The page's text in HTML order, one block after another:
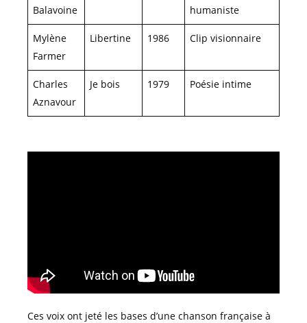
Balavoine humaniste
Mylène
Farmer
Libertine 1986 Clip visionnaire
Charles
Aznavour
Je bois 1979 Poésie intime
Ces voix ont jeté les bases d’une chanson française à